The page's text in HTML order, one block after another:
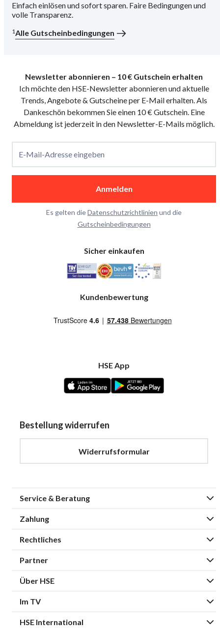
Einfach einlösen und sofort sparen. Faire Bedingungen und
volle Transparenz.
1Alle Gutscheinbedingungen
Newsletter abonnieren – 10 € Gutschein erhalten
Ich möchte den HSE-Newsletter abonnieren und aktuelle
Trends, Angebote & Gutscheine per E-Mail erhalten. Als
Dankeschön bekommen Sie einen 10 € Gutschein. Eine
Abmeldung ist jederzeit in den Newsletter-E-Mails möglich.
E-Mail-Adresse eingeben
Anmelden
Es gelten dieDatenschutzrichtlinien und die
Gutscheinbedingungen
Sicher einkaufen
Kundenbewertung
HSE App
Bestellung widerrufen
Widerrufsformular
Service & Beratung
Zahlung
Rechtliches
Partner
Über HSE
Im TV
HSE International